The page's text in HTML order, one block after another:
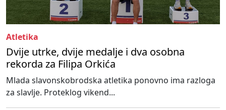
Atletika
Dvije utrke, dvije medalje i dva osobna
rekorda za Filipa Orkića
Mlada slavonskobrodska atletika ponovno ima razloga
za slavlje. Proteklog vikend...